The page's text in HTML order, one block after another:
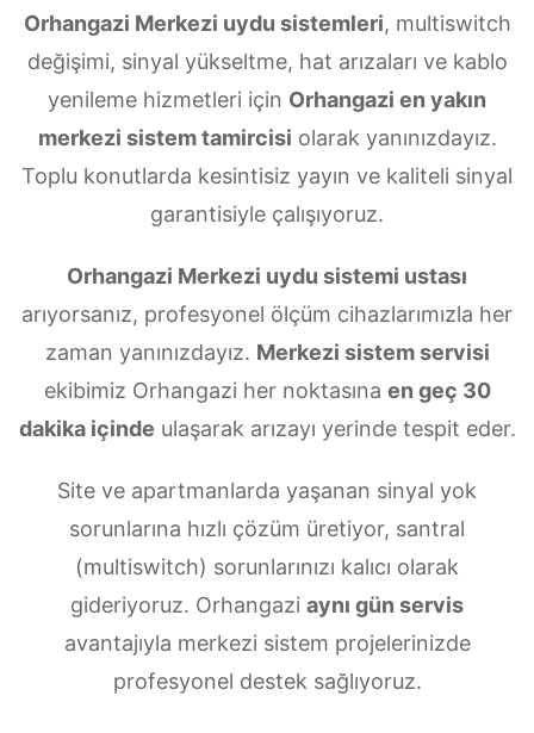
Orhangazi Merkezi uydu sistemleri, multiswitch
değişimi, sinyal yükseltme, hat arızaları ve kablo
yenileme hizmetleri için Orhangazi en yakın
merkezi sistem tamircisi olarak yanınızdayız.
Toplu konutlarda kesintisiz yayın ve kaliteli sinyal
garantisiyle çalışıyoruz.
Orhangazi Merkezi uydu sistemi ustası
arıyorsanız, profesyonel ölçüm cihazlarımızla her
zaman yanınızdayız. Merkezi sistem servisi
ekibimiz Orhangazi her noktasına en geç 30
dakika içinde ulaşarak arızayı yerinde tespit eder.
Site ve apartmanlarda yaşanan sinyal yok
sorunlarına hızlı çözüm üretiyor, santral
(multiswitch) sorunlarınızı kalıcı olarak
gideriyoruz. Orhangazi aynı gün servis
avantajıyla merkezi sistem projelerinizde
profesyonel destek sağlıyoruz.